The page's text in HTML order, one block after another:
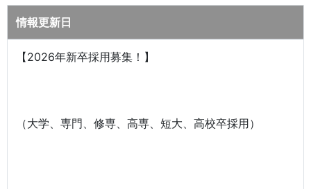
情報更新日
【2026年新卒採用募集！】
（大学、専門、修専、高専、短大、高校卒採用）